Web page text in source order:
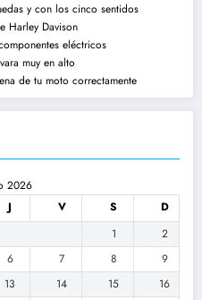
y con los cinco sentidos
Harley Davison
eléctricos
muy en alto
de tu moto correctamente
2026
J V S
D
1
2
6 7 8
9
13 14 15 16